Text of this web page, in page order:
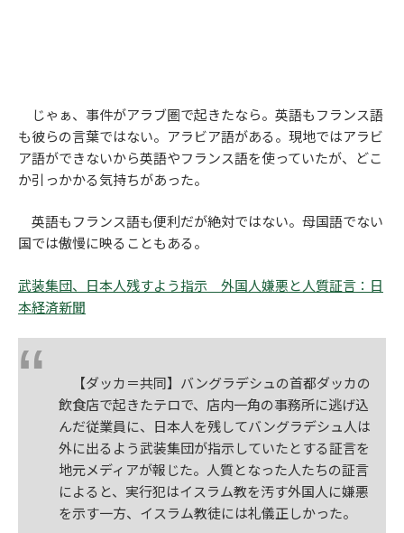
じゃぁ、事件がアラブ圏で起きたなら。英語もフランス語
も彼らの言葉ではない。アラビア語がある。現地ではアラビ
ア語ができないから英語やフランス語を使っていたが、どこ
か引っかかる気持ちがあった。
英語もフランス語も便利だが絶対ではない。母国語でない
国では傲慢に映ることもある。
武装集団、日本人残すよう指示 外国人嫌悪と人質証言：日
本経済新聞
【ダッカ＝共同】バングラデシュの首都ダッカの
飲食店で起きたテロで、店内一角の事務所に逃げ込
んだ従業員に、日本人を残してバングラデシュ人は
外に出るよう武装集団が指示していたとする証言を
地元メディアが報じた。人質となった人たちの証言
によると、実行犯はイスラム教を汚す外国人に嫌悪
を示す一方、イスラム教徒には礼儀正しかった。